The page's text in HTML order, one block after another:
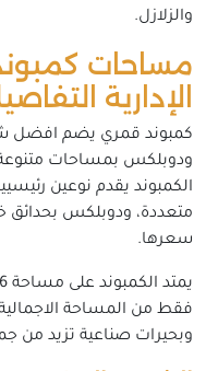
والزلازل.
مساحات
الإدارية
كمبوند قمري يضم افضل
ودوبلكس بمساحات متنوعة
الكمبوند يقدم نوعين
متعددة، ودوبلكس بحدائق
سعرها.
فقط من المساحة
وبحيرات صناعية تزيد من